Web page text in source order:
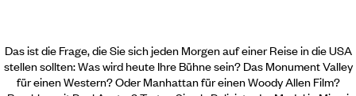
Das ist die Frage, die Sie sich jeden Morgen auf einer Reise in die USA
stellen sollten: Was wird heute Ihre Bühne sein? Das Monument Valley
für einen Western? Oder Manhattan für einen Woody Allen Film?